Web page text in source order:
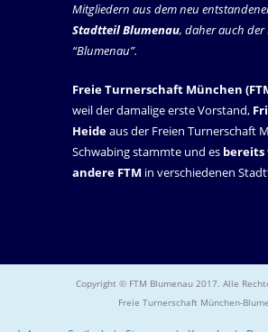
Mitgliedern aus dem neu
Stadtteil Blumenau, daher auch der
“Blumenau”.
Freie Turnerschaft München
weil der damalige erste Vorstand,
Heideaus der Freien Turnerschaft
Schwabing stammte und es
andere FTM in verschiedenen
Copyright © FTM Blumenau 2017. Alle
Freie Turnerschaft München-